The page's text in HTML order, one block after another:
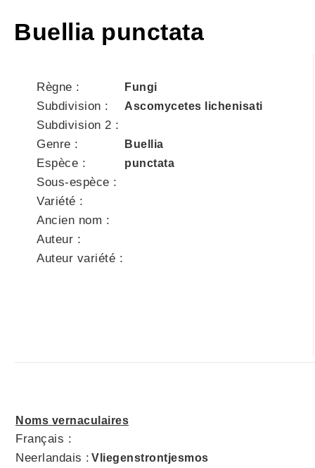
Buellia punctata
Règne : Fungi
Subdivision : Ascomycetes lichenisati
Subdivision 2 :
Genre :
Buellia
Espèce : punctata
Sous-espèce :
Variété :
Ancien nom :
Auteur :
Auteur variété :
Noms vernaculaires
Français :
Neerlandais : Vliegenstrontjesmos